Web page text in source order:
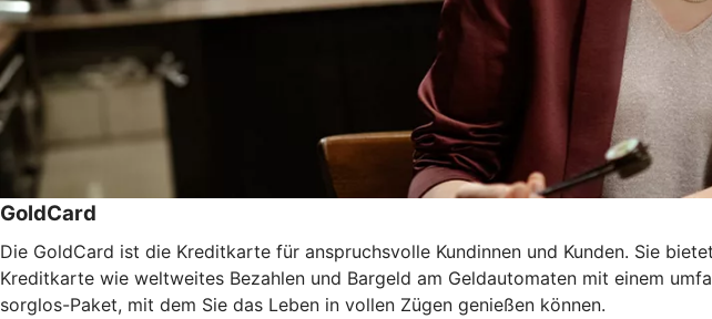
GoldCard
Die GoldCard ist die Kreditkarte für anspruchsvolle Kundinnen und Kunden. Sie
Kreditkarte wie weltweites Bezahlen und Bargeld am Geldautomaten mit einem
sorglos-Paket, mit dem Sie das Leben in vollen Zügen genießen können.